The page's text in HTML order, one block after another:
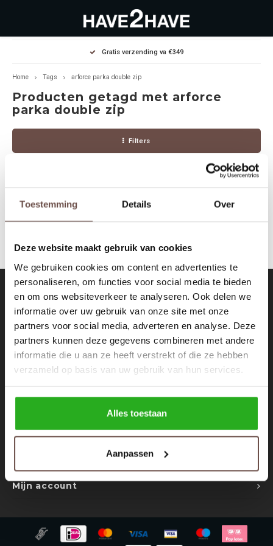
Toestemming Details Over
Deze website maakt gebruik van cookies
We gebruiken cookies om content en advertenties te
personaliseren, om functies voor social media te bieden
en om ons websiteverkeer te analyseren. Ook delen we
informatie over uw gebruik van onze site met onze
partners voor social media, adverteren en analyse. Deze
partners kunnen deze gegevens combineren met andere
informatie die u aan ze heeft verstrekt of die ze hebben
verzameld op basis van uw gebruik van hun services.
Alles toestaan
Aanpassen
Hoofdmenu / dames
Jassen Diverse
Winterjassen
T-shirts
Accessoires
Rokken
Tassen
Tops
Jumpsuites
Hoodies
Body's
Tracksuits
Sweaters
Hoofdmenu / heren
Hoodies
Sweaters
Joggers
Pullovers
Schoenen
Accessoires
Underwear
Jassen
Tracksuits
Bodywarmers
Trackpants
Overhemden
Hoofdmenu / outlet deals
Diverse
Heren
Gratis verzending va €349
Home Tags arforce parka double zip
Producten getagd met arforce
parka double zip
Filters
Geen producten gevonden!...
Contact
Nieuwsbrief
Ontvang de laatste updates, nieuws en aanbiedingen via email
Volg ons
Mijn account